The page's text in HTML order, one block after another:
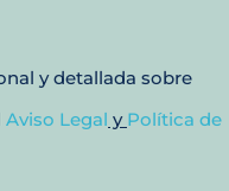
y detallada sobre
Aviso Legal y Política de